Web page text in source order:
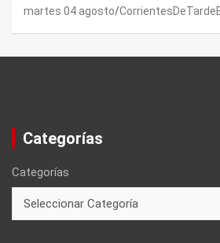
martes 04 agosto
Categorías
Categorías